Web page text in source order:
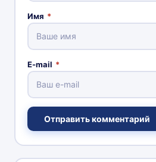
Имя *
E-mail *
Отправить комментарий